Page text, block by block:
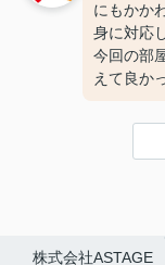
にもかか
身に対応
今回の部
えて良か
ってます
ありがと
株式会社ASTAGE